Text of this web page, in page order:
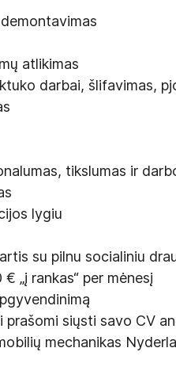
atlikimas
darbai, šlifavimas,
tikslumas ir
lygiu
su pilnu socialiniu
„į rankas“ per mėnesį
siųsti savo CV
mechanikas